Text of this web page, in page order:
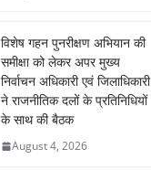
विशेष गहन पुनरीक्षण अभियान की
समीक्षा को लेकर अपर मुख्य
निर्वाचन अधिकारी एवं जिलाधिकारी
ने राजनीतिक दलों के प्रतिनिधियों
के साथ की बैठक
August 4, 2026